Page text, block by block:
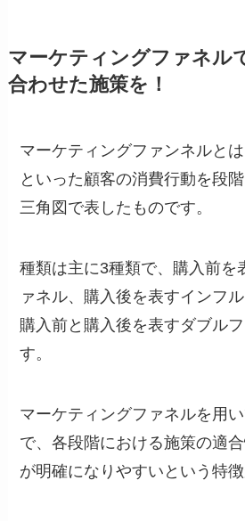
マーケティングファネル
合わせた施策を！
マーケティングファンネルと
といった顧客の消費行動を段
三角図で表したものです。
種類は主に3種類で、購入前を
ァネル、購入後を表すインフ
購入前と購入後を表すダブル
す。
マーケティングファネルを用
で、各段階における施策の適
が明確になりやすいという特徴